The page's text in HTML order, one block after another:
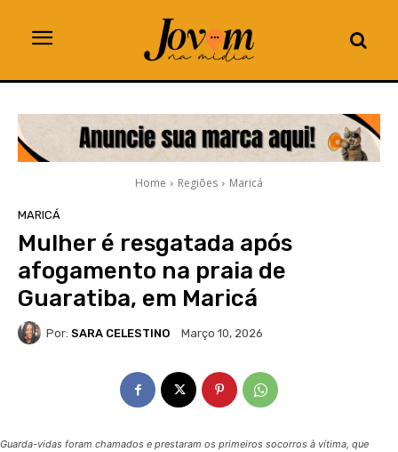
Home Regiões Maricá
MARICÁ
Mulher é resgatada após
afogamento na praia de
Guaratiba, em Maricá
Por: SARA CELESTINO Março 10, 2026
Guarda-vidas foram chamados e prestaram os primeiros socorros à vítima, que